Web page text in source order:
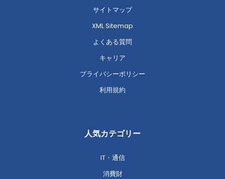
サイトマップ
XML Sitemap
よくある質問
キャリア
プライバシーポリシー
利用規約
人気カテゴリー
IT・通信
消費財